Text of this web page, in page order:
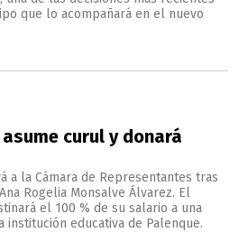
que lo acompañará en el nuevo
curul y donará
a la Cámara de Representantes tras
Rogelia Monsalve Álvarez. El
el 100 % de su salario a una
institución educativa de Palenque.